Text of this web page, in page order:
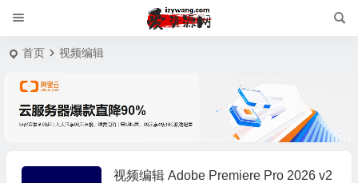
首页 视频编辑
视频编辑 Adobe Premiere Pro 2026 v2